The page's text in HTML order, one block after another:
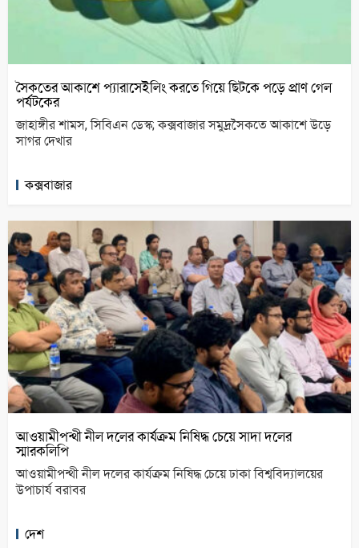
সৈকতের আকাশে প্যারাসেইলিং করতে গিয়ে ছিটকে পড়ে প্রাণ গেল
পর্যটকের
জাহাঙ্গীর শামস, সিবিএন ডেস্ক; কক্সবাজার সমুদ্রসৈকতে আকাশে উড়ে
সাগর দেখার
কক্সবাজার
আওয়ামীপন্থী নীল দলের কার্যক্রম নিষিদ্ধ চেয়ে সাদা দলের
স্মারকলিপি
আওয়ামীপন্থী নীল দলের কার্যক্রম নিষিদ্ধ চেয়ে ঢাকা বিশ্ববিদ্যালয়ের
উপাচার্য বরাবর
দেশ